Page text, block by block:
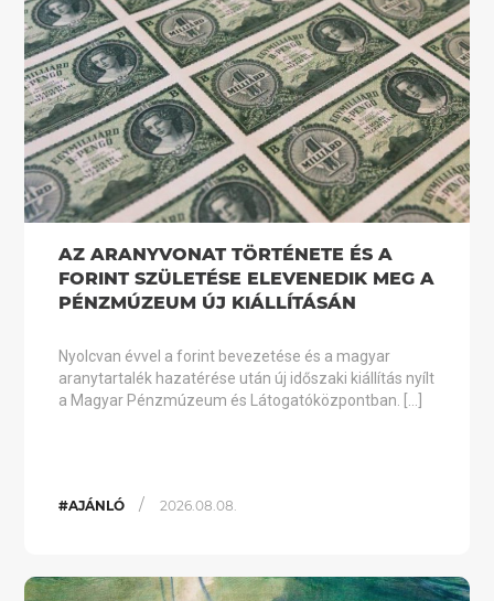
AZ ARANYVONAT TÖRTÉNETE ÉS A
FORINT SZÜLETÉSE ELEVENEDIK MEG A
PÉNZMÚZEUM ÚJ KIÁLLÍTÁSÁN
Nyolcvan évvel a forint bevezetése és a magyar
aranytartalék hazatérése után új időszaki kiállítás nyílt
a Magyar Pénzmúzeum és Látogatóközpontban. […]
#AJÁNLÓ / 2026.08.08.